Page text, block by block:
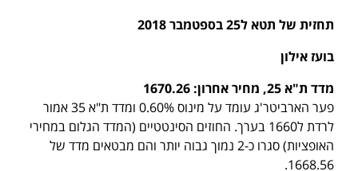
תחזית של תטא ל25 בספטמבר 2018
בועז אילון
מדד ת"א 25, מחיר אחרון: 1670.26
פער הארביטר'ג עומד על מינוס 0.60% ומדד ת"א 35 אמור
לרדת ל1660 בערך. החוזים הסינטטיים (המדד הגלום במחירי
האופציות) סגרו כ-2 נמוך גבוה יותר והם מבטאים מדד של
1668.56.